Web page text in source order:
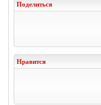
Поделиться
Нравится